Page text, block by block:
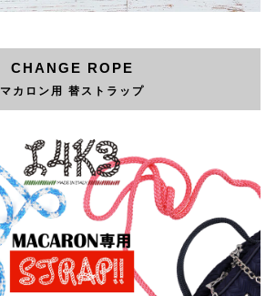
CHANGE ROPE
マカロン用 替ストラップ